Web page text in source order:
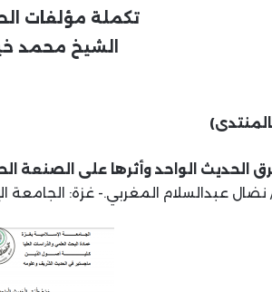
تكملة مؤلفات
الشيخ محمد
الحديث الواحد وأثرها على الصنعة
عبدالسلام المغربي.- غزة: الجامعة الإسلامية، 1442 هـ، 2021 م (بحث